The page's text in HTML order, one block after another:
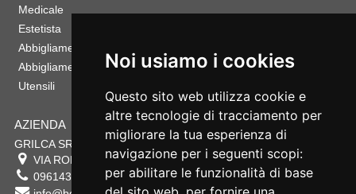
Noi usiamo i cookies
Questo sito web utilizza cookie e
altre tecnologie di tracciamento per
migliorare la tua esperienza di
navigazione per i seguenti scopi:
per abilitare le funzionalità di base
Medicale
Estetista
Abbigliamento Sportivo
Abbigliamento Bambino
Utensili
AZIENDA
GRILCA SRL
VIA ROMA 180 88054 SERSALE CZ
0961432177